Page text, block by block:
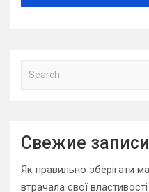
a
c
Свежие записи
Як правильно зберігати
втрачала свої властивості